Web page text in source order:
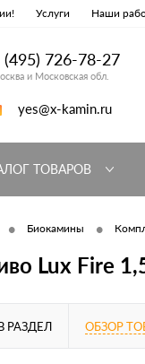
Услуги Наши
(495) 726-78-27
и Московская обл.
yes@x-kamin.ru
ТОВАРОВ
• Биокамины •
Lux Fire
РАЗДЕЛ ОБЗОР